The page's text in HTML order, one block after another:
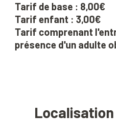
Tarif de base : 8,00€
Tarif enfant : 3,00€
Tarif comprenant
présence d'un adulte